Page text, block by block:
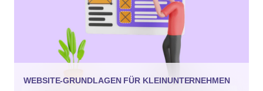
WEBSITE-GRUNDLAGEN FÜR KLEINUNTERNEHMEN